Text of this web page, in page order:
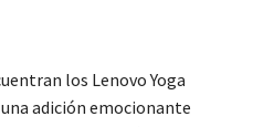
los Lenovo Yoga
adición emocionante